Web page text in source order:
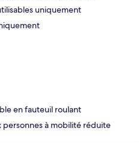
uniquement
en fauteuil roulant
personnes à mobilité réduite